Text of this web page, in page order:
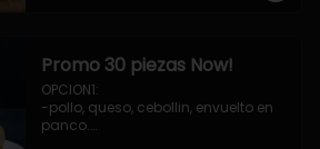
Promo 30 piezas Now!
OPCION1:
-pollo, queso, cebollin, envuelto en
panco.